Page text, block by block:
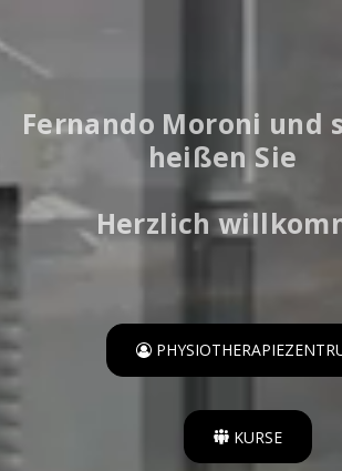
Fernando Moroni und
heißen Sie
Herzlich
KURSE